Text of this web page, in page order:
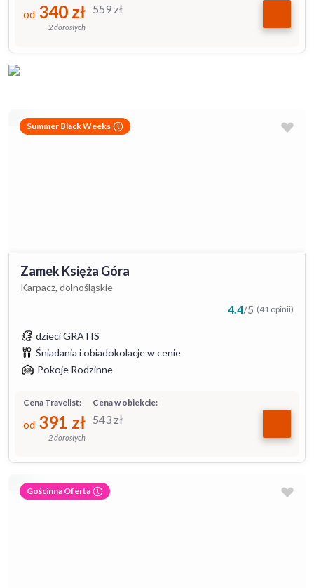
559 zł
od 340 zł
2 dorosłych
Summer Black Weeks
Zamek Księża Góra
Karpacz, dolnośląskie
4.4/5 (41 opinii)
dzieci GRATIS
Śniadania i obiadokolacje w cenie
Pokoje Rodzinne
Cena w obiekcie:
543 zł
Cena Travelist:
od 391 zł
2 dorosłych
Gościnna Oferta